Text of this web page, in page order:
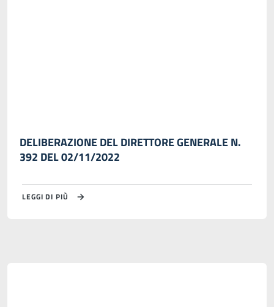
DELIBERAZIONE DEL DIRETTORE GENERALE N.
392 DEL 02/11/2022
LEGGI DI PIÙ